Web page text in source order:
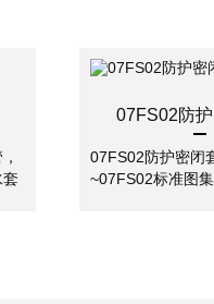
07FS02防
07FS02防护密闭
~07FS02标准图